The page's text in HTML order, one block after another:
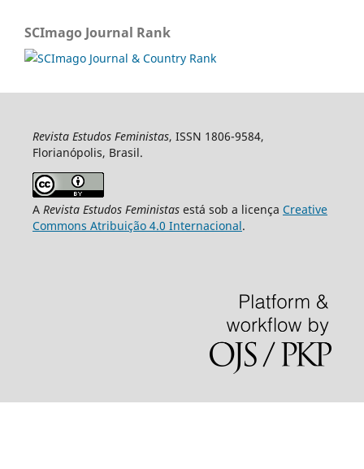
SCImago Journal Rank
Revista Estudos Feministas, ISSN 1806-9584,
Florianópolis, Brasil.
A Revista Estudos Feministasestá sob a licença Creative
Commons Atribuição 4.0 Internacional.